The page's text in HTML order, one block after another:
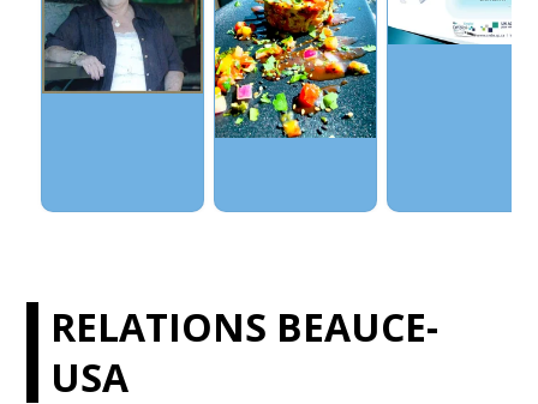
RELATIONS BEAUCE-
USA